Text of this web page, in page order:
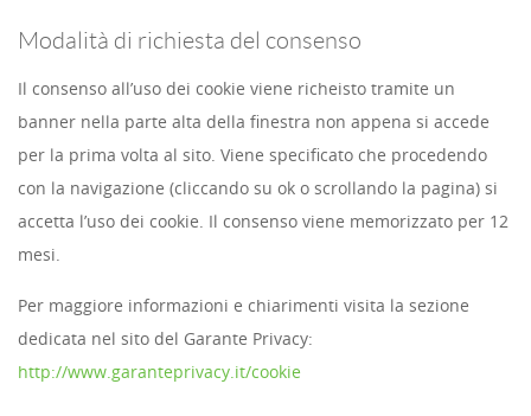
Modalità di richiesta del consenso
Il consenso all’uso dei cookie viene richeisto tramite un
banner nella parte alta della finestra non appena si accede
per la prima volta al sito. Viene specificato che procedendo
con la navigazione (cliccando su ok o scrollando la pagina) si
accetta l’uso dei cookie. Il consenso viene memorizzato per 12
mesi.
Per maggiore informazioni e chiarimenti visita la sezione
dedicata nel sito del Garante Privacy:
http://www.garanteprivacy.it/cookie